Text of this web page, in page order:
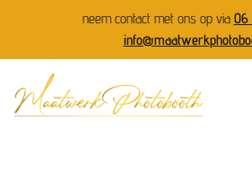
neem contact met ons op via 06